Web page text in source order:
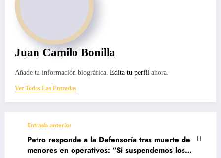
Juan Camilo Bonilla
Añade tu información biográfica. Edita tu perfil ahora.
Ver Todas Las Entradas
Entrada anterior
Petro responde a la Defensoría tras muerte de
menores en operativos: “Si suspendemos los